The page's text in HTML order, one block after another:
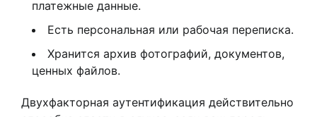
платежные данные.
Есть персональная или рабочая переписка.
Хранится архив фотографий, документов,
ценных файлов.
Двухфакторная аутентификация действительно